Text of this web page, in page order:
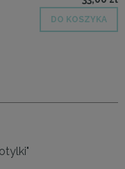
DO KOSZYKA